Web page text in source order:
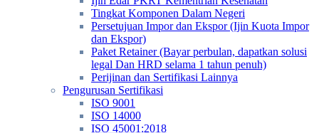
Tingkat Komponen Dalam Negeri
Persetujuan Impor dan Ekspor (Ijin Kuota Impor
dan Ekspor)
Paket Retainer (Bayar perbulan, dapatkan solusi
legal Dan HRD selama 1 tahun penuh)
Perijinan dan Sertifikasi Lainnya
Pengurusan Sertifikasi
ISO 9001
ISO 14000
ISO 45001:2018